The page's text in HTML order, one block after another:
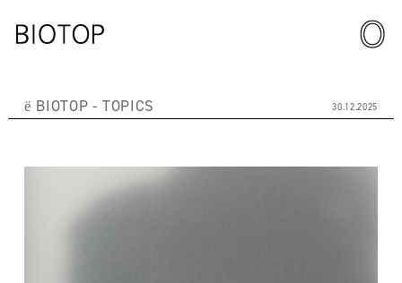
ё BIOTOP TOPICS 30.12.2025